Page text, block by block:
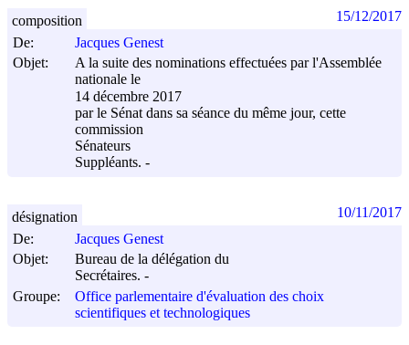
De:
Jacques Genest
Objet:
A la suite des nominations effectuées par l'Assemblée
nationale le
14 décembre 2017
par le Sénat dans sa séance du même jour, cette
commission
Sénateurs
Suppléants. -
composition 15/12/2017
De:
Jacques Genest
Objet:
Bureau de la délégation du
Secrétaires. -
Groupe:
Office parlementaire d'évaluation des choix
scientifiques et technologiques
désignation 10/11/2017